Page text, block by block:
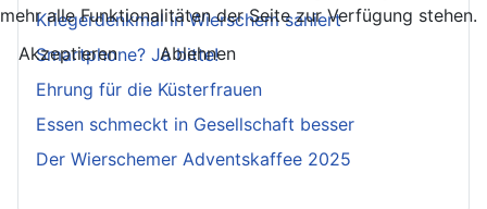
Kriegerdenkmal in Wierschem saniert
Smartphone? Ja bitte!
Ehrung für die Küsterfrauen
Essen schmeckt in Gesellschaft besser
Der Wierschemer Adventskaffee 2025
mehr alle Funktionalitäten der Seite zur Verfügung stehen.
Akzeptieren
Ablehnen